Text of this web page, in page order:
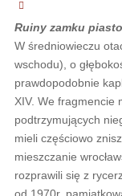
Ruiny zamku
W średniowieczu
wschodu), o
prawdopodobnie
XIV. We fragmencie
podtrzymujących
mieli częściowo
mieszczanie
rozprawili się z